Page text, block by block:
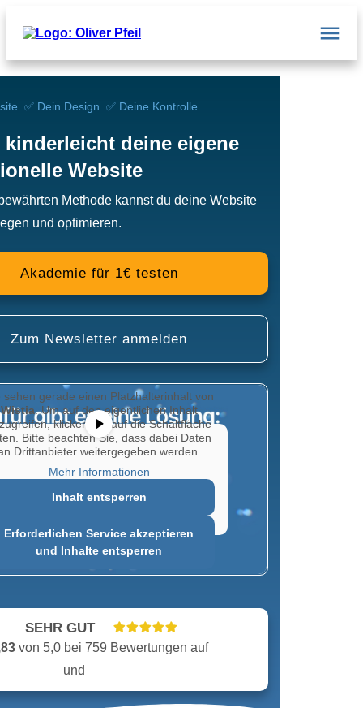
✅ Dein Design ✅ Deine Kontrolle
kinderleicht deine eigene
Website
Methode kannst du deine Website
und optimieren.
Akademie für 1€ testen
Zum Newsletter anmelden
sehen gerade einen Platzhalterinhalt von
Wistia. Um auf den eigentlichen Inhalt
klicken Sie auf die Schaltfläche
Bitte beachten Sie, dass dabei Daten
Drittanbieter weitergegeben werden.
Mehr Informationen
Inhalt entsperren
Erforderlichen Service akzeptieren
und Inhalte entsperren
SEHR GUT
von 5,0 bei 759 Bewertungen auf
und